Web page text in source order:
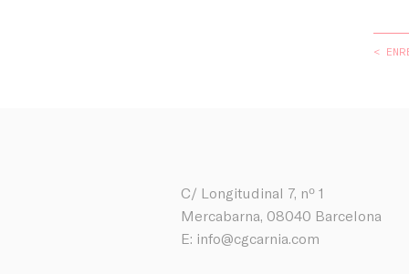
<
C/ Longitudinal 7, nº 1
Mercabarna, 08040 Barcelona
E: info@cgcarnia.com